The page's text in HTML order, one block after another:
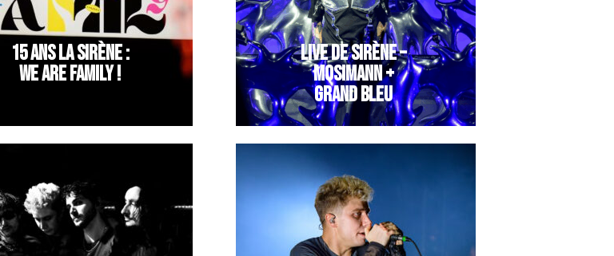
15 ANS LA SIRÈNE :
WE ARE FAMILY !
LIVE DE SIRÈNE –
MOSIMANN +
GRAND BLEU